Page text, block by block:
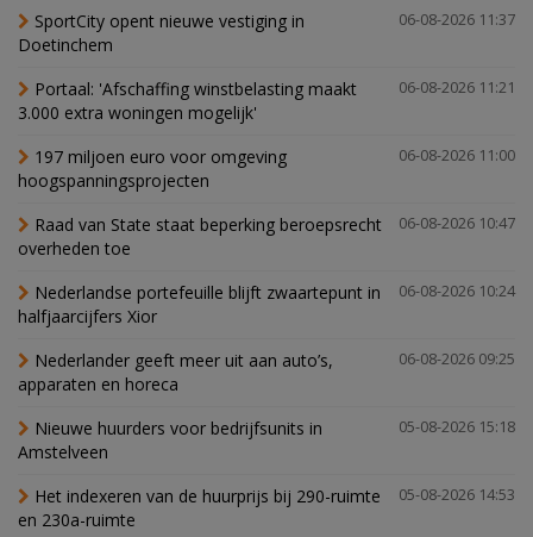
06-08-2026 11:37
SportCity opent nieuwe vestiging in
Doetinchem
06-08-2026 11:21
Portaal: 'Afschaffing winstbelasting maakt
3.000 extra woningen mogelijk'
06-08-2026 11:00
197 miljoen euro voor omgeving
hoogspanningsprojecten
06-08-2026 10:47
Raad van State staat beperking beroepsrecht
overheden toe
06-08-2026 10:24
Nederlandse portefeuille blijft zwaartepunt in
halfjaarcijfers Xior
06-08-2026 09:25
Nederlander geeft meer uit aan auto’s,
apparaten en horeca
05-08-2026 15:18
Nieuwe huurders voor bedrijfsunits in
Amstelveen
05-08-2026 14:53
Het indexeren van de huurprijs bij 290-ruimte
en 230a-ruimte